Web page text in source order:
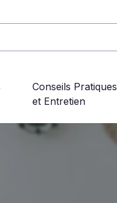
Conseils Pratiques
et Entretien